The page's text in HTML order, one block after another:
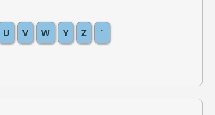
U V W Y Z `